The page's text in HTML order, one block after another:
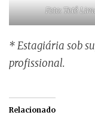
Foto: Tetê
* Estagiária sob
profissional.
Relacionado